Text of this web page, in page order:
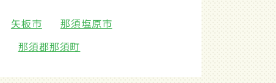
矢板市
那須塩原市
那須郡那須町